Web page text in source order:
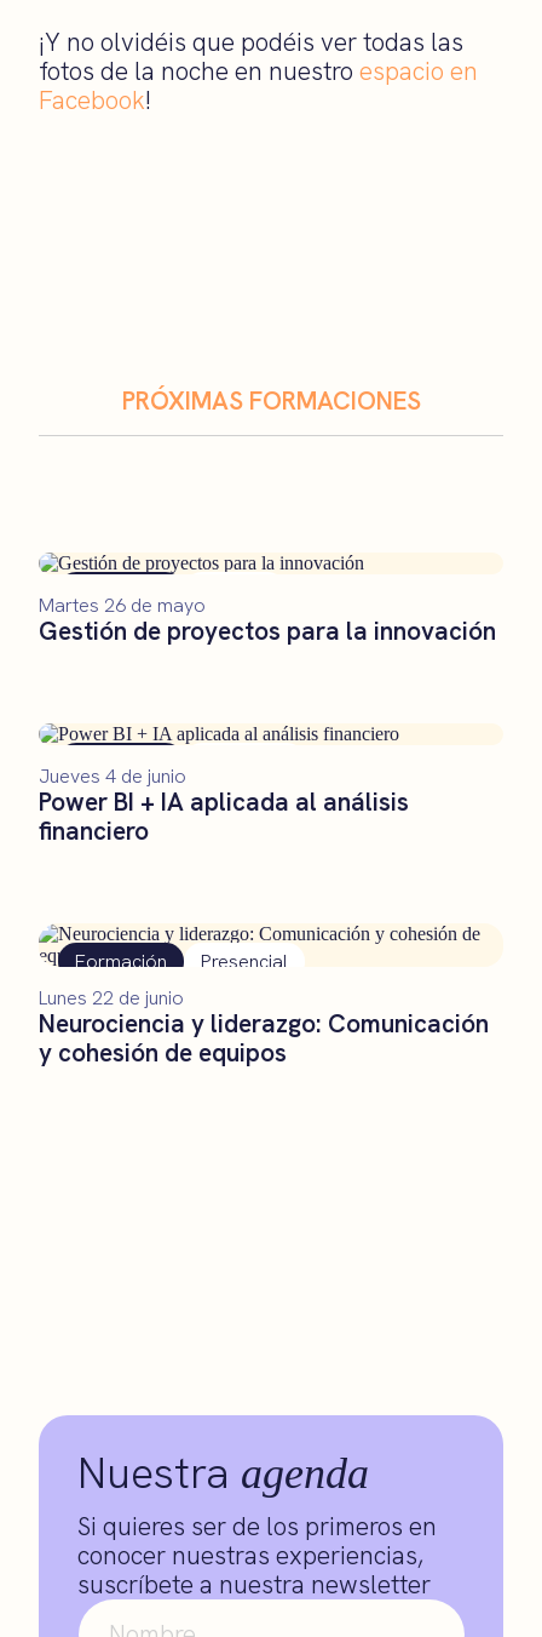
¡Y no olvidéis que podéis ver todas las
fotos de la noche en nuestro espacio en
Facebook!
PRÓXIMAS FORMACIONES
Gestión de proyectos para la innovación
Martes 26 de mayo
Power BI + IA aplicada al análisis
financiero
Jueves 4 de junio
Formación Presencial
Neurociencia y liderazgo: Comunicación
y cohesión de equipos
Lunes 22 de junio
Nuestra agenda
Si quieres ser de los primeros en
conocer nuestras experiencias,
suscríbete a nuestra newsletter